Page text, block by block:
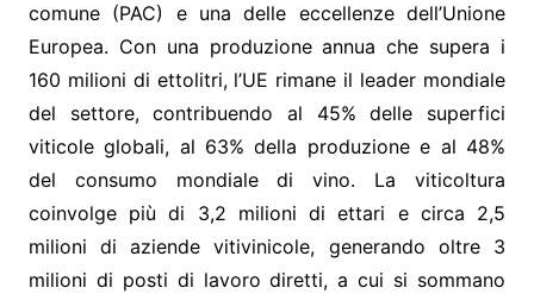
comune (PAC) e una delle eccellenze dell’Unione
Europea. Con una produzione annua che supera i
160 milioni di ettolitri, l’UE rimane il leader mondiale
del settore, contribuendo al 45% delle superfici
viticole globali, al 63% della produzione e al 48%
del consumo mondiale di vino. La viticoltura
coinvolge più di 3,2 milioni di ettari e circa 2,5
milioni di aziende vitivinicole, generando oltre 3
milioni di posti di lavoro diretti, a cui si sommano